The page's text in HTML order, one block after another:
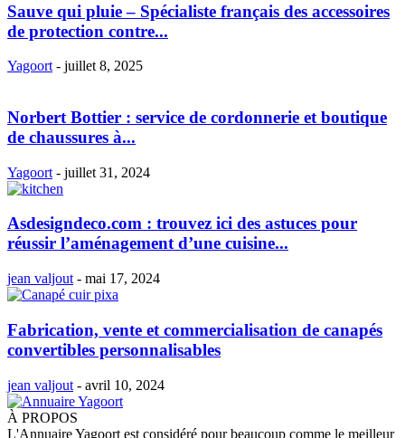
Sauve qui pluie – Spécialiste français des accessoires
de protection contre...
Yagoort - juillet 8, 2025
Norbert Bottier : service de cordonnerie et boutique
de chaussures à...
Yagoort - juillet 31, 2024
Asdesigndeco.com : trouvez ici des astuces pour
réussir l’aménagement d’une cuisine...
jean valjout - mai 17, 2024
Fabrication, vente et commercialisation de canapés
convertibles personnalisables
jean valjout - avril 10, 2024
À PROPOS
L'Annuaire Yagoort est considéré pour beaucoup comme le meilleur